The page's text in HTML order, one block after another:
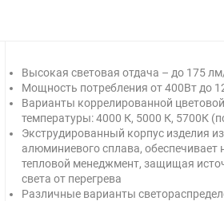
Высокая световая отдача – до 175
Мощность потребления от 400Вт до
Варианты коррелированной цветовой
температуры: 4000 К, 5000 К, 5700К
Экструдированный корпус изделия из
алюминиевого сплава, обеспечивает
тепловой менеджмент, защищая
света от перегрева
Различные варианты